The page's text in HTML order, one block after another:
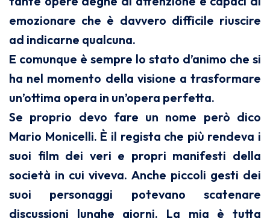
emozionare che è davvero difficile riuscire
ad indicarne qualcuna.
E comunque è sempre lo stato d’animo che si
ha nel momento della visione a trasformare
un’ottima opera in un’opera perfetta.
Se proprio devo fare un nome però dico
Mario Monicelli. È il regista che più rendeva i
suoi film dei veri e propri manifesti della
società in cui viveva. Anche piccoli gesti dei
suoi personaggi potevano scatenare
discussioni lunghe giorni. La mia è tutta